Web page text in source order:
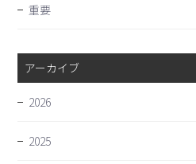
重要
アーカイブ
2026
2025